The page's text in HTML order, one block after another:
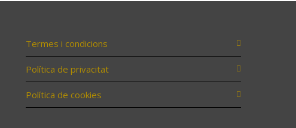
Termes i condicions
Política de privacitat
Política de cookies